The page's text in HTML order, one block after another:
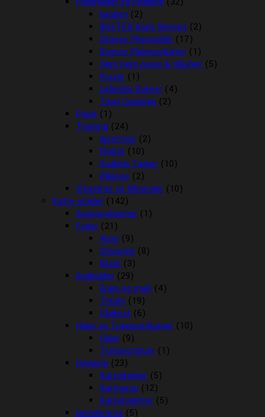
bagben (2)
BUSTER Body Sleeves (2)
Diverse Plejemidler (17)
Diverse Plejeprodukter (1)
Høm høm poser & tilbehør (5)
Kraver (1)
Løbetids Bukser (4)
Tisse Underlag (2)
Pools (1)
Træning (24)
dummyer (2)
Fløjter (10)
Godbids Tasker (10)
Klikkere (2)
Vitaminer og Mineraler (10)
Katte artikler (142)
Angstproblemer (1)
Foder (21)
Arion (9)
Chicopee (8)
Mush (3)
Godbidder (29)
Græs og malt (4)
Treats (19)
Vådkost (6)
Huler og Transportkasser (10)
Huler (9)
Transportbure (1)
Hygiejne (23)
Kattebakker (5)
Kattegrus (12)
Kattetoiletter (5)
kattelemme (5)